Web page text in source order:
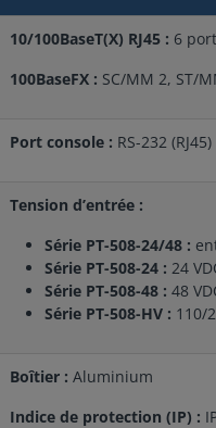
10/100BaseT(X) RJ45 : 6
100BaseFX : SC/MM 2, ST/
Port console : RS-232 (RJ45)
Tension d’entrée :
Série PT-508-24/48 :
Série PT-508-24 : 24
Série PT-508-48 : 48
Série PT-508-HV : 110/
Boîtier : Aluminium
Indice de protection (IP) :